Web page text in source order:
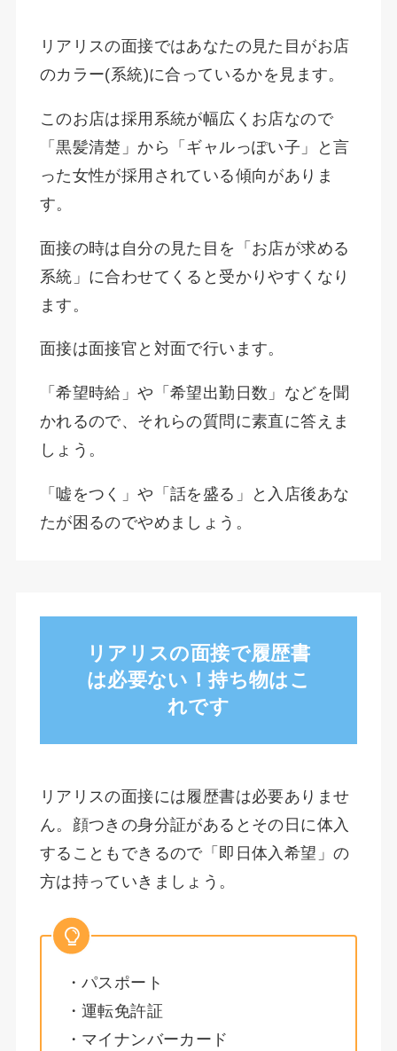
リアリスの面接ではあなたの見た目がお店
のカラー(系統)に合っているかを見ます。
このお店は採用系統が幅広くお店なので
「黒髪清楚」から「ギャルっぽい子」と言
った女性が採用されている傾向がありま
す。
面接の時は自分の見た目を「お店が求める
系統」に合わせてくると受かりやすくなり
ます。
面接は面接官と対面で行います。
「希望時給」や「希望出勤日数」などを聞
かれるので、それらの質問に素直に答えま
しょう。
「嘘をつく」や「話を盛る」と入店後あな
たが困るのでやめましょう。
リアリスの面接で履歴書
は必要ない！持ち物はこ
れです
リアリスの面接には履歴書は必要ありませ
ん。顔つきの身分証があるとその日に体入
することもできるので「即日体入希望」の
方は持っていきましょう。
・パスポート
・運転免許証
・マイナンバーカード